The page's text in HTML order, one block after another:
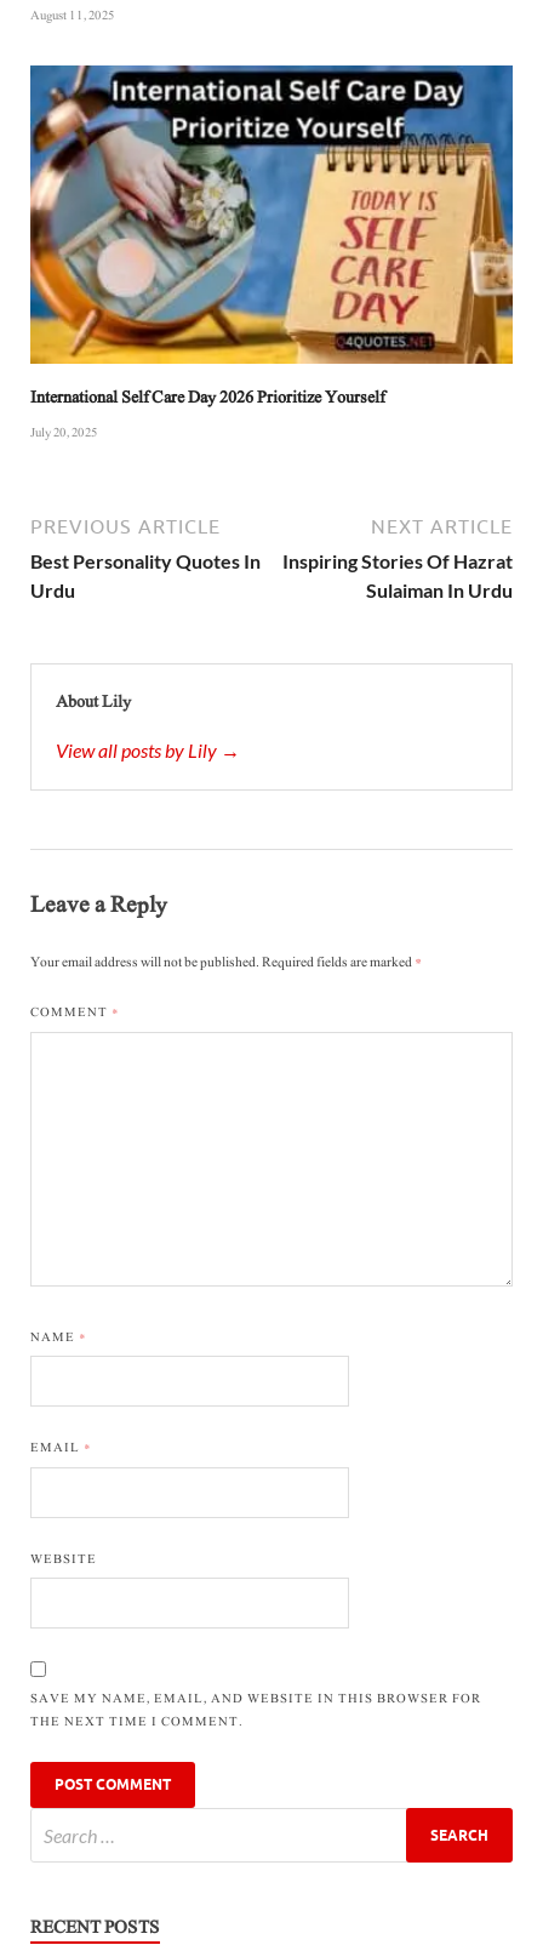
August 11, 2025
International Self Care Day 2026 Prioritize Yourself
July 20, 2025
PREVIOUS ARTICLE
Best Personality Quotes In
Urdu
NEXT ARTICLE
Inspiring Stories Of Hazrat
Sulaiman In Urdu
About Lily
View all posts by Lily →
Leave a Reply
Your email address will not be published.Required fields are marked*
COMMENT *
NAME *
EMAIL *
WEBSITE
SAVE MY NAME, EMAIL, AND WEBSITE IN THIS BROWSER FOR
THE NEXT TIME I COMMENT.
RECENT POSTS